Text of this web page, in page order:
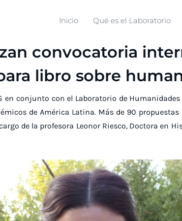
Inicio Qué es el Laboratorio
convocatoria
libro sobre
en conjunto con el Laboratorio de
de América Latina. Más de 90
de la profesora Leonor Riesco, Doctora en